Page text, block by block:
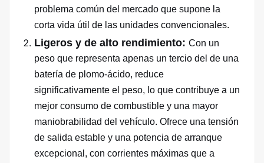
problema común del mercado que supone la
corta vida útil de las unidades convencionales.
Ligeros y de alto rendimiento: Con un
peso que representa apenas un tercio del de una
batería de plomo-ácido, reduce
significativamente el peso, lo que contribuye a un
mejor consumo de combustible y una mayor
maniobrabilidad del vehículo. Ofrece una tensión
de salida estable y una potencia de arranque
excepcional, con corrientes máximas que a